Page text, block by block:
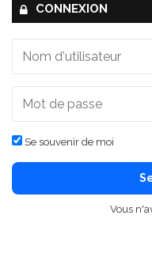
CONNEXION
Se souvenir de moi
Vous